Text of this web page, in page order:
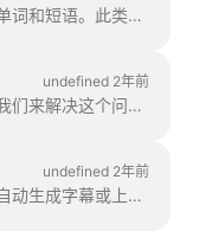
这是一个文本文件，包含视频中的单词和短语。此类文件可与视频文件或在线视频播放器一起使用，以提供字幕。
undefined 2年前
您是否在项目中遇到字幕问题？让我们来解决这个问题！首先，请确保您上传的视频完全符合字幕要求。
undefined 2年前
在 Wave.video 中，您可以为视频自动生成字幕或上传 .srt 或 .vtt 文件。 为视频添加字幕后，您就可以为字幕设计风格了。